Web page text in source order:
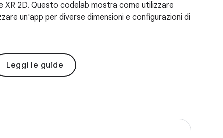
XR 2D. Questo codelab mostra come utilizzare
un'app per diverse dimensioni e configurazioni di
Leggi le guide